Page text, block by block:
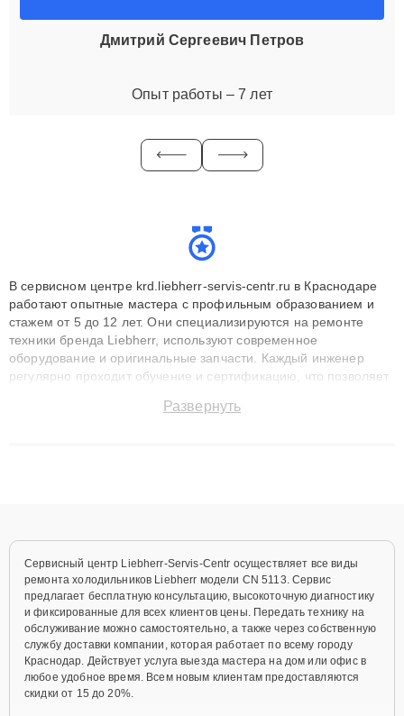
Дмитрий Сергеевич Петров
Опыт работы – 7 лет
В сервисном центре krd.liebherr-servis-centr.ru в Краснодаре
работают опытные мастера с профильным образованием и
стажем от 5 до 12 лет. Они специализируются на ремонте
техники бренда Liebherr, используют современное
оборудование и оригинальные запчасти. Каждый инженер
регулярно проходит обучение и сертификацию, что позволяет
технику с сохранением гарантии до 3 лет. Наши мастера
Развернуть
Сервисный центр Liebherr-Servis-Centr осуществляет все виды
ремонта холодильников Liebherr модели CN 5113. Сервис
предлагает бесплатную консультацию, высокоточную диагностику
и фиксированные для всех клиентов цены. Передать технику на
обслуживание можно самостоятельно, а также через собственную
службу доставки компании, которая работает по всему городу
Краснодар. Действует услуга выезда мастера на дом или офис в
любое удобное время. Всем новым клиентам предоставляются
скидки от 15 до 20%.